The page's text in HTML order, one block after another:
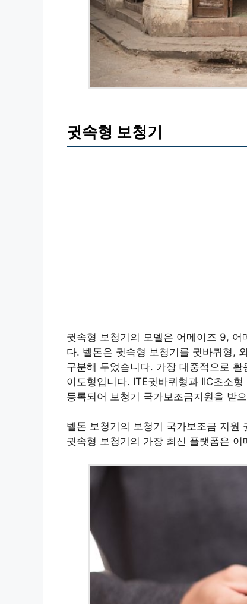
귓속형 보청기
귓속형 보청기의 모델은 어메이즈 9,
다. 벨톤은 귓속형 보청기를 귓바퀴형,
구분해 두었습니다. 가장 대중적으로
이도형입니다. ITE귓바퀴형과 IIC초소
등록되어 보청기 국가보조금지원을 받
벨톤 보청기의 보청기 국가보조금 지원
귓속형 보청기의 가장 최신 플랫폼은 이